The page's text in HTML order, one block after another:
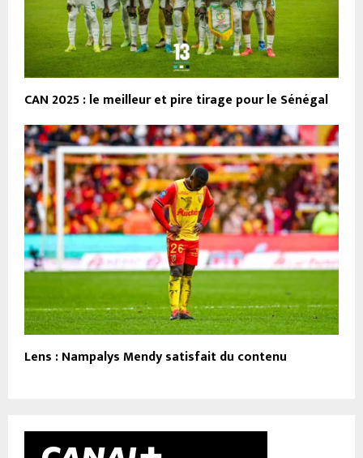
CAN 2025 : le meilleur et pire tirage pour le Sénégal
Lens : Nampalys Mendy satisfait du contenu